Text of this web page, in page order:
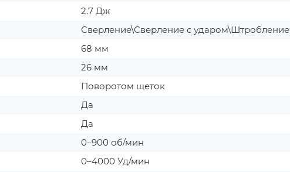
2.7 Дж
Сверление\Сверление с ударом\Штробление
68 мм
26 мм
Поворотом щеток
Да
Да
0–900 об/мин
0–4000 Уд/мин